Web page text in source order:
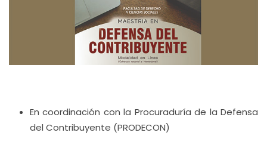
En coordinación con la Procuraduría de la Defensa
del Contribuyente (PRODECON)